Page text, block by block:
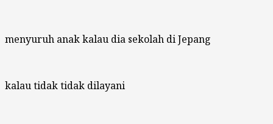
menyuruh anak kalau dia sekolah di Jepang
kalau tidak tidak dilayani